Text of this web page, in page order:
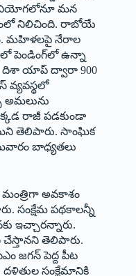
మన
నిలిచింది. రాబోయే
మహిళలపై నేరాల
పెండింగ్‌లో ఉన్నా
దిశా యాప్‌ ‌ద్వారా 900
‌వ్యవస్థలో
అమలును
రాజీ పడకుండా
తెలిపారు. సాంఘిక
బాధ్యతలు
అవకాశం
సంక్షేమ పథకాలన్నీ
ఇచ్చారన్నారు.
చేస్తానని తెలిపారు.
జగన్‌ ‌పెద్ద పీట
దళితుల సంక్షేమానికి